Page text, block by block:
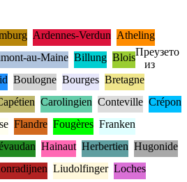
Ardennes-Verdun Atheling
au-Maine Billung Blois
Boulogne Bourges Bretagne
Carolingien Conteville Crépon
Flandre Fougères Franken
Hainaut Herbertien Hugonide
Liudolfinger Loches
Преузето
из